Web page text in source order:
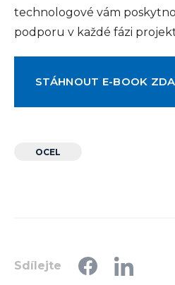
technologové vám
podporu v každé fázi
STÁHNOUT E-BOOK
OCEL
Sdílejte